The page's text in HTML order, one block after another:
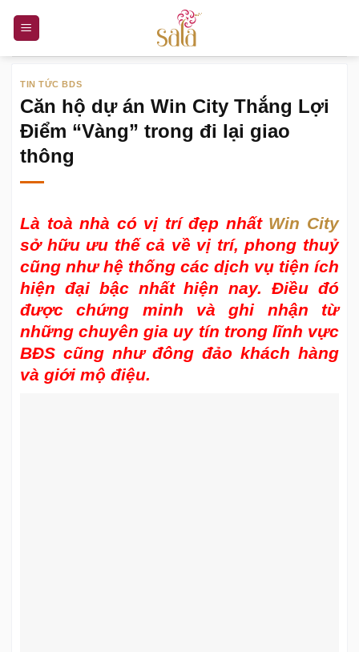
nội
TIN TỨC BDS
Căn hộ dự án Win City Thắng Lợi
Điểm “Vàng” trong đi lại giao
thông
Là toà nhà có vị trí đẹp nhất Win City
sở hữu ưu thế cả về vị trí, phong thuỷ
cũng như hệ thống các dịch vụ tiện ích
hiện đại bậc nhất hiện nay. Điều đó
được chứng minh và ghi nhận từ
những chuyên gia uy tín trong lĩnh vực
BĐS cũng như đông đảo khách hàng
và giới mộ điệu.